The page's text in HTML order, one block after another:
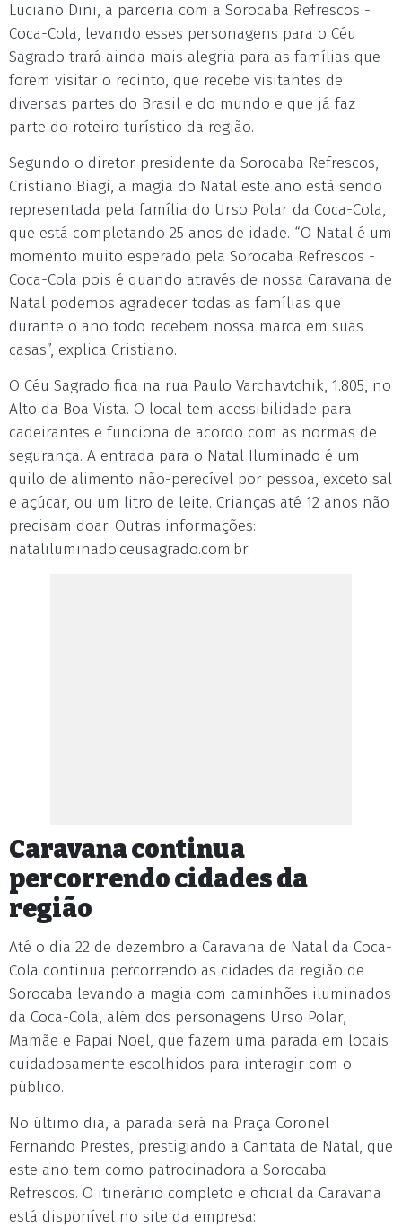
Luciano Dini, a parceria com a Sorocaba Refrescos -
Coca-Cola, levando esses personagens para o Céu
Sagrado trará ainda mais alegria para as famílias que
forem visitar o recinto, que recebe visitantes de
diversas partes do Brasil e do mundo e que já faz
parte do roteiro turístico da região.
Segundo o diretor presidente da Sorocaba Refrescos,
Cristiano Biagi, a magia do Natal este ano está sendo
representada pela família do Urso Polar da Coca-Cola,
que está completando 25 anos de idade. “O Natal é um
momento muito esperado pela Sorocaba Refrescos -
Coca-Cola pois é quando através de nossa Caravana de
Natal podemos agradecer todas as famílias que
durante o ano todo recebem nossa marca em suas
casas”, explica Cristiano.
O Céu Sagrado fica na rua Paulo Varchavtchik, 1.805, no
Alto da Boa Vista. O local tem acessibilidade para
cadeirantes e funciona de acordo com as normas de
segurança. A entrada para o Natal Iluminado é um
quilo de alimento não-perecível por pessoa, exceto sal
e açúcar, ou um litro de leite. Crianças até 12 anos não
precisam doar. Outras informações:
nataliluminado.ceusagrado.com.br.
Caravana continua
percorrendo cidades da
região
Até o dia 22 de dezembro a Caravana de Natal da Coca-
Cola continua percorrendo as cidades da região de
Sorocaba levando a magia com caminhões iluminados
da Coca-Cola, além dos personagens Urso Polar,
Mamãe e Papai Noel, que fazem uma parada em locais
cuidadosamente escolhidos para interagir com o
público.
No último dia, a parada será na Praça Coronel
Fernando Prestes, prestigiando a Cantata de Natal, que
este ano tem como patrocinadora a Sorocaba
Refrescos. O itinerário completo e oficial da Caravana
está disponível no site da empresa: